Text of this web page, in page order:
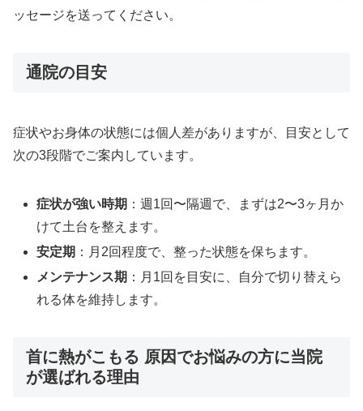
ッセージを送ってください。
通院の目安
症状やお身体の状態には個人差がありますが、目安として
次の3段階でご案内しています。
症状が強い時期 ：週1回〜隔週で、まずは2〜3ヶ月か
けて土台を整えます。
安定期 ：月2回程度で、整った状態を保ちます。
メンテナンス期 ：月1回を目安に、自分で切り替えら
れる体を維持します。
首に熱がこもる 原因でお悩みの方に当院
が選ばれる理由